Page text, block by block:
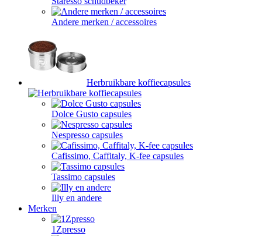
Andere merken / accessoires
Herbruikbare koffiecapsules
Dolce Gusto capsules
Nespresso capsules
Cafissimo, Caffitaly, K-fee capsules
Tassimo capsules
Illy en andere
Merken
1Zpresso